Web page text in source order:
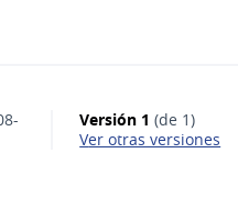
Versión 1 (de 1)
ver otras versiones